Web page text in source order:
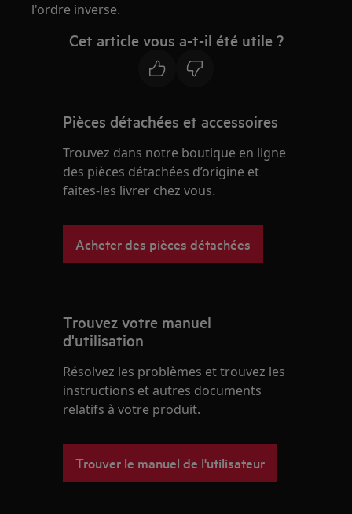
l'ordre inverse.
Cet article vous a-t-il été utile ?
Pièces détachées et accessoires
Trouvez dans notre boutique en ligne
des pièces détachées d’origine et
faites-les livrer chez vous.
Acheter des pièces détachées
Trouvez votre manuel
d'utilisation
Résolvez les problèmes et trouvez les
instructions et autres documents
relatifs à votre produit.
Trouver le manuel de l'utilisateur